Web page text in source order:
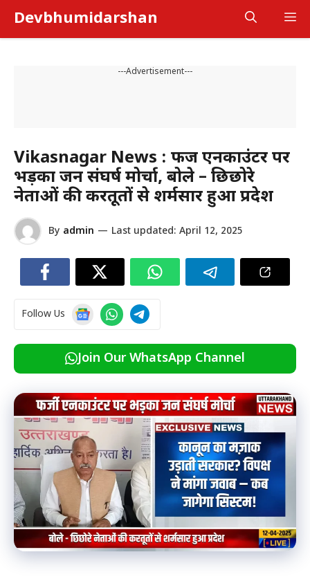
content
Devbhumidarshan
---Advertisement---
Vikasnagar News : फर्जी एनकाउंटर पर
भड़का जन संघर्ष मोर्चा, बोले – छिछोरे
नेताओं की करतूतों से शर्मसार हुआ प्रदेश
By admin — Last updated: April 12, 2025
Follow Us
Join Our WhatsApp Channel